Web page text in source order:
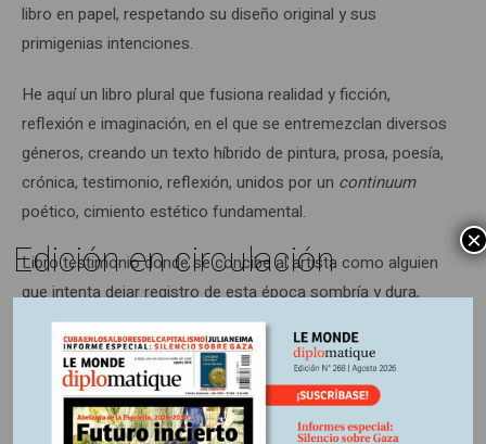
libro en papel, respetando su diseño original y sus
primigenias intenciones.
He aquí un libro plural que fusiona realidad y ficción,
reflexión e imaginación, en el que se entremezclan diversos
géneros, creando un texto híbrido de pintura, prosa, poesía,
crónica, testimonio, reflexión, unidos por un continuum
poético, cimiento estético fundamental.
Libro testimonio donde se concibe al artista como alguien
que intenta dejar registro de esta época sombría y dura,
pero llena de realidades asombrosas y de condiciones
insospechadas.
Suscríbase
Edición en circulación ×